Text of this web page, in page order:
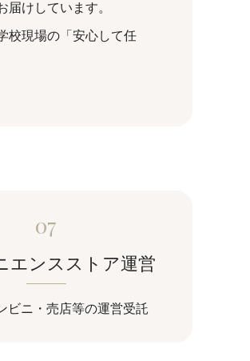
けしています。
校現場の「安心して任
07
エンスストア運営
ビニ・売店等の運営受託